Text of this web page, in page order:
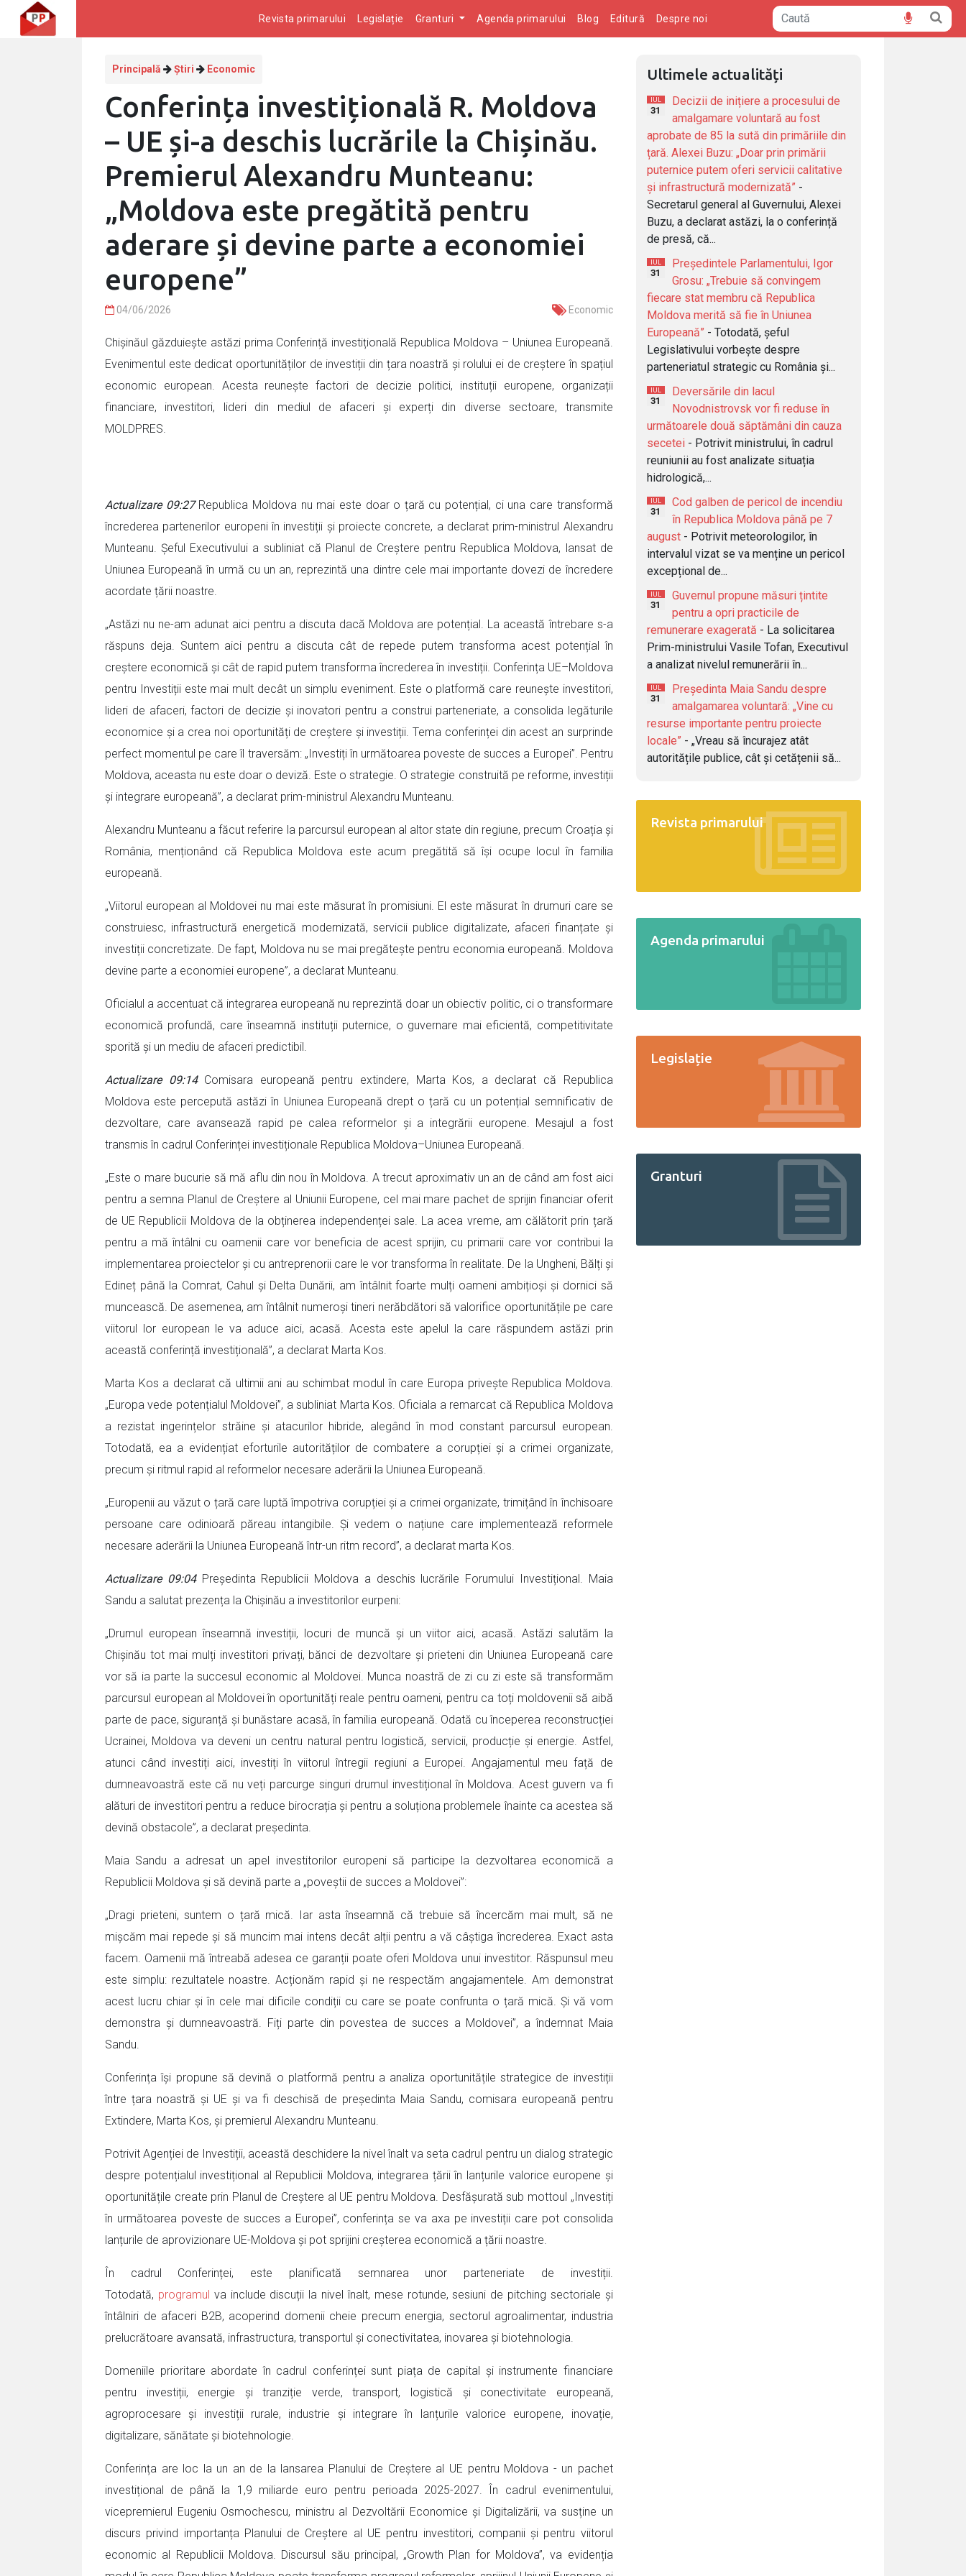
Revista primarului Legislație Granturi Agenda primarului Blog Editură Despre noi
Principală Știri Economic
Conferința investițională R. Moldova
– UE și-a deschis lucrările la Chișinău.
Premierul Alexandru Munteanu:
„Moldova este pregătită pentru
aderare și devine parte a economiei
europene”
04/06/2026 Economic
Chișinăul găzduiește astăzi prima Conferință investițională Republica Moldova – Uniunea Europeană.
Evenimentul este dedicat oportunităților de investiții din țara noastră și rolului ei de creștere în spațiul
economic european. Acesta reunește factori de decizie politici, instituții europene, organizații
financiare, investitori, lideri din mediul de afaceri și experți din diverse sectoare, transmite
MOLDPRES.
Actualizare 09:27Republica Moldova nu mai este doar o țară cu potențial, ci una care transformă
încrederea partenerilor europeni în investiții și proiecte concrete, a declarat prim-ministrul Alexandru
Munteanu. Șeful Executivului a subliniat că Planul de Creștere pentru Republica Moldova, lansat de
Uniunea Europeană în urmă cu un an, reprezintă una dintre cele mai importante dovezi de încredere
acordate țării noastre.
„Astăzi nu ne-am adunat aici pentru a discuta dacă Moldova are potențial. La această întrebare s-a
răspuns deja. Suntem aici pentru a discuta cât de repede putem transforma acest potențial în
creștere economică și cât de rapid putem transforma încrederea în investiții. Conferința UE–Moldova
pentru Investiții este mai mult decât un simplu eveniment. Este o platformă care reunește investitori,
lideri de afaceri, factori de decizie și inovatori pentru a construi parteneriate, a consolida legăturile
economice și a crea noi oportunități de creștere și investiții. Tema conferinței din acest an surprinde
perfect momentul pe care îl traversăm: „Investiți în următoarea poveste de succes a Europei”. Pentru
Moldova, aceasta nu este doar o deviză. Este o strategie. O strategie construită pe reforme, investiții
și integrare europeană”, a declarat prim-ministrul Alexandru Munteanu.
Alexandru Munteanu a făcut referire la parcursul european al altor state din regiune, precum Croația și
România, menționând că Republica Moldova este acum pregătită să își ocupe locul în familia
europeană.
„Viitorul european al Moldovei nu mai este măsurat în promisiuni. El este măsurat în drumuri care se
construiesc, infrastructură energetică modernizată, servicii publice digitalizate, afaceri finanțate și
investiții concretizate. De fapt, Moldova nu se mai pregătește pentru economia europeană. Moldova
devine parte a economiei europene”, a declarat Munteanu.
Oficialul a accentuat că integrarea europeană nu reprezintă doar un obiectiv politic, ci o transformare
economică profundă, care înseamnă instituții puternice, o guvernare mai eficientă, competitivitate
sporită și un mediu de afaceri predictibil.
Actualizare 09:14Comisara europeană pentru extindere, Marta Kos, a declarat că Republica
Moldova este percepută astăzi în Uniunea Europeană drept o țară cu un potențial semnificativ de
dezvoltare, care avansează rapid pe calea reformelor și a integrării europene. Mesajul a fost
transmis în cadrul Conferinței investiționale Republica Moldova–Uniunea Europeană.
„Este o mare bucurie să mă aflu din nou în Moldova. A trecut aproximativ un an de când am fost aici
pentru a semna Planul de Creștere al Uniunii Europene, cel mai mare pachet de sprijin financiar oferit
de UE Republicii Moldova de la obținerea independenței sale. La acea vreme, am călătorit prin țară
pentru a mă întâlni cu oamenii care vor beneficia de acest sprijin, cu primarii care vor contribui la
implementarea proiectelor și cu antreprenorii care le vor transforma în realitate. De la Ungheni, Bălți și
Edineț până la Comrat, Cahul și Delta Dunării, am întâlnit foarte mulți oameni ambițioși și dornici să
muncească. De asemenea, am întâlnit numeroși tineri nerăbdători să valorifice oportunitățile pe care
viitorul lor european le va aduce aici, acasă. Acesta este apelul la care răspundem astăzi prin
această conferință investițională”, a declarat Marta Kos.
Marta Kos a declarat că ultimii ani au schimbat modul în care Europa privește Republica Moldova.
„Europa vede potențialul Moldovei”, a subliniat Marta Kos. Oficiala a remarcat că Republica Moldova
a rezistat ingerințelor străine și atacurilor hibride, alegând în mod constant parcursul european.
Totodată, ea a evidențiat eforturile autorităților de combatere a corupției și a crimei organizate,
precum și ritmul rapid al reformelor necesare aderării la Uniunea Europeană.
„Europenii au văzut o țară care luptă împotriva corupției și a crimei organizate, trimițând în închisoare
persoane care odinioară păreau intangibile. Și vedem o națiune care implementează reformele
necesare aderării la Uniunea Europeană într-un ritm record”, a declarat marta Kos.
Actualizare 09:04Președinta Republicii Moldova a deschis lucrările Forumului Investițional. Maia
Sandu a salutat prezența la Chișinău a investitorilor eurpeni:
„Drumul european înseamnă investiții, locuri de muncă și un viitor aici, acasă. Astăzi salutăm la
Chișinău tot mai mulți investitori privați, bănci de dezvoltare și prieteni din Uniunea Europeană care
vor să ia parte la succesul economic al Moldovei. Munca noastră de zi cu zi este să transformăm
parcursul european al Moldovei în oportunități reale pentru oameni, pentru ca toți moldovenii să aibă
parte de pace, siguranță și bunăstare acasă, în familia europeană. Odată cu începerea reconstrucției
Ucrainei, Moldova va deveni un centru natural pentru logistică, servicii, producție și energie. Astfel,
atunci când investiți aici, investiți în viitorul întregii regiuni a Europei. Angajamentul meu față de
dumneavoastră este că nu veți parcurge singuri drumul investițional în Moldova. Acest guvern va fi
alături de investitori pentru a reduce birocrația și pentru a soluționa problemele înainte ca acestea să
devină obstacole”, a declarat președinta.
Maia Sandu a adresat un apel investitorilor europeni să participe la dezvoltarea economică a
Republicii Moldova și să devină parte a „poveștii de succes a Moldovei”:
„Dragi prieteni, suntem o țară mică. Iar asta înseamnă că trebuie să încercăm mai mult, să ne
mișcăm mai repede și să muncim mai intens decât alții pentru a vă câștiga încrederea. Exact asta
facem. Oamenii mă întreabă adesea ce garanții poate oferi Moldova unui investitor. Răspunsul meu
este simplu: rezultatele noastre. Acționăm rapid și ne respectăm angajamentele. Am demonstrat
acest lucru chiar și în cele mai dificile condiții cu care se poate confrunta o țară mică. Și vă vom
demonstra și dumneavoastră. Fiți parte din povestea de succes a Moldovei”, a îndemnat Maia
Sandu.
Conferința își propune să devină o platformă pentru a analiza oportunitățile strategice de investiții
între țara noastră și UE și va fi deschisă de președinta Maia Sandu, comisara europeană pentru
Extindere, Marta Kos, și premierul Alexandru Munteanu.
Potrivit Agenției de Investiții, această deschidere la nivel înalt va seta cadrul pentru un dialog strategic
despre potențialul investițional al Republicii Moldova, integrarea țării în lanțurile valorice europene și
oportunitățile create prin Planul de Creștere al UE pentru Moldova. Desfășurată sub mottoul „Investiți
în următoarea poveste de succes a Europei”, conferința se va axa pe investiții care pot consolida
lanțurile de aprovizionare UE-Moldova și pot sprijini creșterea economică a țării noastre.
În cadrul Conferinței, este planificată semnarea unor parteneriate de investiții.
Totodată, programul va include discuții la nivel înalt, mese rotunde, sesiuni de pitching sectoriale și
întâlniri de afaceri B2B, acoperind domenii cheie precum energia, sectorul agroalimentar, industria
prelucrătoare avansată, infrastructura, transportul și conectivitatea, inovarea și biotehnologia.
Domeniile prioritare abordate în cadrul conferinței sunt piața de capital și instrumente financiare
pentru investiții, energie și tranziție verde, transport, logistică și conectivitate europeană,
agroprocesare și investiții rurale, industrie și integrare în lanțurile valorice europene, inovație,
digitalizare, sănătate și biotehnologie.
Conferința are loc la un an de la lansarea Planului de Creștere al UE pentru Moldova - un pachet
investițional de până la 1,9 miliarde euro pentru perioada 2025-2027. În cadrul evenimentului,
vicepremierul Eugeniu Osmochescu, ministru al Dezvoltării Economice și Digitalizării, va susține un
discurs privind importanța Planului de Creștere al UE pentru investitori, companii și pentru viitorul
economic al Republicii Moldova. Discursul său principal, „Growth Plan for Moldova”, va evidenția
Ultimele actualități
IUL
31
Decizii de inițiere a procesului de
amalgamare voluntară au fost
aprobate de 85 la sută din primăriile din
țară. Alexei Buzu: „Doar prin primării
puternice putem oferi servicii calitative
și infrastructură modernizată” -
Secretarul general al Guvernului, Alexei
Buzu, a declarat astăzi, la o conferință
de presă, că...
IUL
31
Președintele Parlamentului, Igor
Grosu: „Trebuie să convingem
fiecare stat membru că Republica
Moldova merită să fie în Uniunea
Europeană” - Totodată, șeful
Legislativului vorbește despre
parteneriatul strategic cu România și...
IUL
31
Deversările din lacul
Novodnistrovsk vor fi reduse în
următoarele două săptămâni din cauza
secetei - Potrivit ministrului, în cadrul
reuniunii au fost analizate situația
hidrologică,...
IUL
31
Cod galben de pericol de incendiu
în Republica Moldova până pe 7
august - Potrivit meteorologilor, în
intervalul vizat se va menține un pericol
excepțional de...
IUL
31
Guvernul propune măsuri țintite
pentru a opri practicile de
remunerare exagerată - La solicitarea
Prim-ministrului Vasile Tofan, Executivul
a analizat nivelul remunerării în...
IUL
31
Președinta Maia Sandu despre
amalgamarea voluntară: „Vine cu
resurse importante pentru proiecte
locale” - „Vreau să încurajez atât
autoritățile publice, cât și cetățenii să...
Revista primarului
Agenda primarului
Legislație
Granturi